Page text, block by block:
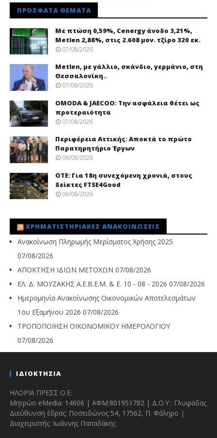
ΠΡΌΣΦΑΤΑ ΘΈΜΑΤΑ
Με πτώση 0,59%, Cenergy άνοδο 3,21%,
Metlen 2,88%, στις 2.608 μον. τζίρο 320 εκ.
07/08/2026
Metlen, με γάλλιο, σκάνδιο, γερμάνιο, στη
Θεσσαλονίκη..
07/08/2026
OMODA & JAECOO: Την ασφάλεια θέτει ως
προτεραιότητα
07/08/2026
Περιφέρεια Αττικής: Αποκτά το πρώτο
Παρατηρητήριο Έργων
06/08/2026
ΟΤΕ: Για 18η συνεχόμενη χρονιά, στους
δείκτες FTSE4Good
06/08/2026
ΧΡΗΜΑΤΙΣΤΗΡΙΑΚΈΣ ΑΝΑΚΟΙΝΏΣΕΙΣ
Ανακοίνωση Πληρωμής Μερίσματος Χρήσης 2025
07/08/2026
ΑΠΟΚΤΗΣΗ ΙΔΙΩΝ ΜΕΤΟΧΩΝ 07/08/2026
ΕΛ. Δ. ΜΟΥΖΑΚΗΣ Α.Ε.Β.Ε.Μ. & Ε. 10 - 08 - 2026 07/08/2026
Ημερομηνία Ανακοίνωσης Οικονομικών Αποτελεσμάτων
1ου Εξαμήνου 2026 07/08/2026
ΤΡΟΠΟΠΟΙΗΣΗ ΟΙΚΟΝΟΜΙΚΟΥ ΗΜΕΡΟΛΟΓΙΟΥ
07/08/2026
ΙΔΙΟΚΤΗΣΙΑ
ΗΛΟΡΙΑ ΠΡΕΣΣ Ο.Ε.
Μητρώο eMedia: 14606 | ΑΦΜ:801951782 | Δ.Ο.Υ.: Γλυφάδας
Διεύθυνση έδρας: Ποσειδώνος 54, 17562, Π. Φάληρο |
Διαχειριστής: Ιωάννης Παπαδάκης